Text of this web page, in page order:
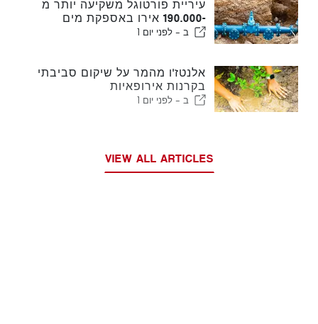
עיריית פורטוגל משקיעה יותר מ
-190.000 אירו באספקת מים
ב - לפני יום 1
אלנטז'ו מהמר על שיקום סביבתי
בקרנות אירופאיות
ב - לפני יום 1
VIEW ALL ARTICLES